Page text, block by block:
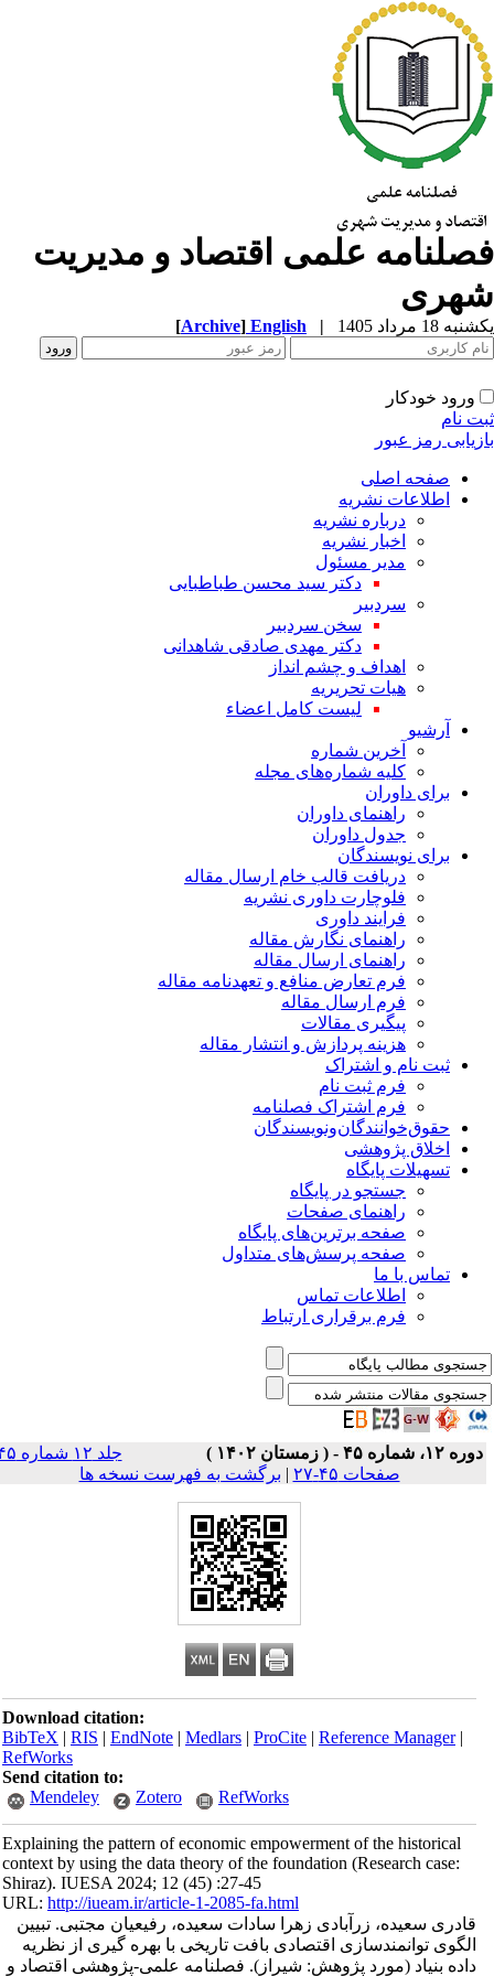
علمی اقتصاد و مدیریت
18 مرداد 1405 |
English
[Archive]
ورود خودکار
نام
رمز عبور
صفحه اصلی
اطلاعات نشریه
درباره نشریه
اخبار نشریه
مدیر مسئول
دکتر سید محسن طباطبایی
سردبیر
سخن سردبیر
دکتر مهدی صادقی شاهدانی
اهداف و چشم انداز
هیات تحریریه
لیست کامل اعضاء
آرشیو
آخرین شماره
کلیه شماره‌های مجله
برای داوران
راهنمای داوران
جدول داوران
برای نویسندگان
دریافت قالب خام ارسال مقاله
فلوچارت داوری نشریه
فرایند داوری
راهنمای نگارش مقاله
راهنمای ارسال مقاله
فرم تعارض منافع و تعهدنامه مقاله
فرم ارسال مقاله
پیگیری مقالات
هزینه پردازش و انتشار مقاله
ثبت نام و اشتراک
فرم ثبت نام
فرم اشتراک فصلنامه
حقوق‌خوانندگان‌و‌نویسندگان
اخلاق پژوهشی
تسهیلات پایگاه
جستجو در پایگاه
راهنمای صفحات
صفحه برترین‌های پایگاه
صفحه پرسش‌های متداول
تماس با ما
اطلاعات تماس
فرم برقراری ارتباط
۱۲، شماره ۴۵ - ( زمستان ۱۴۰۲ )
جلد ۱۲ شماره ۴۵
صفحات ۴۵-۲۷
|برگشت به فهرست نسخه ها
Download citation:
BibTeX|RIS|EndNote|Medlars|ProCite|Reference Manager
RefWorks
Send citation to:
Mendeley
Zotero RefWorks
Explaining the pattern of economic empowerment of the historical
context by using the data theory of the foundation (Research case:
Shiraz). IUESA 2024; 12 (45) :27-45
URL:http://iueam.ir/article-1-2085-fa.html
قادری سعیده، زرآبادی زهرا سادات سعیده، رفیعیان مجتبی. تبیین
الگوی توانمندسازی اقتصادی بافت تاریخی با بهره گیری از نظریه
داده بنیاد (مورد پژوهش: شیراز). فصلنامه علمی-پژوهشی اقتصاد و